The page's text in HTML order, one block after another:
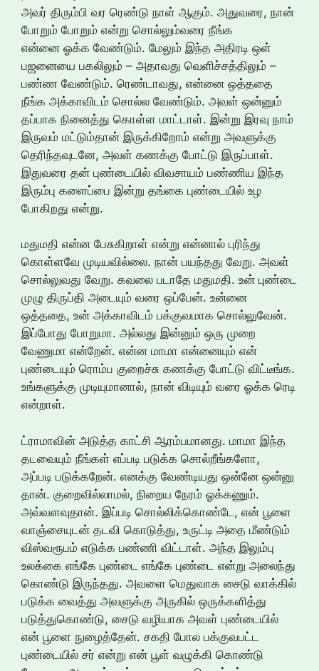
அவர் திரும்பி வர ரெண்டு நாள் ஆகும். அதுவரை, நான்
போறும் போறும் என்று சொல்லும்வரை நீங்க
என்னை ஓக்க வேண்டும். மேலும் இந்த அதிரடி ஒள்
பஜனையை பகலிலும் – அதாவது வெளிச்சத்திலும் –
பண்ண வேண்டும். ரெண்டாவது, என்னை ஒத்ததை
நீங்க அக்காவிடம் சொல்ல வேண்டும். அவள் ஒன்னும்
தப்பாக நினைத்து கொள்ள மாட்டாள். இன்று இரவு நாம்
இருவம் மட்டும்தான் இருக்கிறோம் என்று அவளுக்கு
தெரிந்தவுடனே, அவள் கணக்கு போட்டு இருப்பாள்.
இதுவரை தன் புண்டையில் விவசாயம் பண்ணிய இந்த
இரும்பு களைப்பை இன்று தங்கை புண்டையில் உழ
போகிறது என்று.
மதுமதி என்ன பேசுகிறாள் என்று என்னால் புரிந்து
கொள்ளவே முடியவில்லை. நான் பயந்தது வேறு. அவள்
சொல்லுவது வேறு. கவலை படாதே மதுமதி. உன் புண்டை
முழு திருப்தி அடையும் வரை ஒப்பேன். உன்னை
ஒத்ததை, உன் அக்காவிடம் பக்குவமாக சொல்லுவேன்.
இப்போது போறுமா. அல்லது இன்னும் ஒரு முறை
வேணுமா என்றேன். என்ன மாமா என்னையும் என்
புண்டையும் ரொம்ப குறைச்சு கணக்கு போட்டு விட்டீங்க.
உங்களுக்கு முடியுமானால், நான் விடியும் வரை ஓக்க ரெடி
என்றாள்.
ட்ராமாவின் அடுத்த காட்சி ஆரம்பமானது. மாமா இந்த
தடவையும் நீங்கள் எப்படி படுக்க சொல்றீங்களோ,
அப்படி படுக்கறேன். எனக்கு வேண்டியது ஒன்னே ஒன்னு
தான். குறைவில்லாமல், நிறைய நேரம் ஓக்கணும்.
அவ்வளவுதான். இப்படி சொல்லிக்கொண்டே, என் பூளை
வாஞ்சையுடன் தடவி கொடுத்து, உருட்டி அதை மீண்டும்
விஸ்வரூபம் எடுக்க பண்ணி விட்டாள். அந்த இலும்பு
உலக்கை எங்கே புண்டை எங்கே புண்டை என்று அலைந்து
கொண்டு இருந்தது. அவளை மெதுவாக சைடு வாக்கில்
படுக்க வைத்து அவளுக்கு அருகில் ஒருக்களித்து
படுத்துகொண்டு, சைடு வழியாக அவள் புண்டையில்
என் பூளை நுழைத்தேன். சகதி போல பக்குவபட்ட
புண்டையில் சர் என்று என் பூள் வழுக்கி கொண்டு